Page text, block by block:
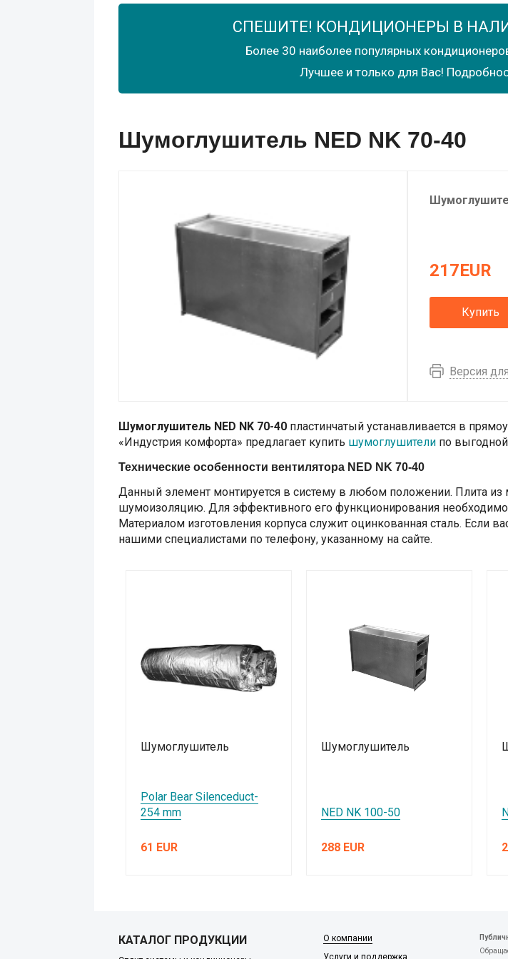
СПЕШИТЕ! КОНДИЦИОНЕРЫ В
Более 30 наиболее популярных
Лучшее и только для Вас!
Шумоглушитель NED NK 70-40
217EUR
Купить
Версия
Шумоглушитель NED NK 70-40 пластинчатый устанавливается в
«Индустрия комфорта» предлагает купить шумоглушители по
Технические особенности вентилятора NED NK 70-40
Данный элемент монтируется в систему в любом положении. Плита
шумоизоляцию. Для эффективного его функционирования
Материалом изготовления корпуса служит оцинкованная сталь. Если
нашими специалистами по телефону, указанному на сайте.
Шумоглушитель
Polar Bear Silenceduct-
254 mm
61 EUR
Шумоглушитель
NED NK 100-50
288 EUR
КАТАЛОГ ПРОДУКЦИИ
О компании